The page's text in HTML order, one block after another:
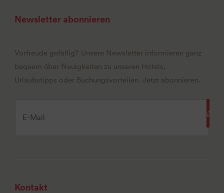
Newsletter abonnieren
Vorfreude gefällig? Unsere Newsletter informieren ganz
bequem über Neuigkeiten zu unseren Hotels,
Urlaubstipps oder Buchungsvorteilen. Jetzt abonnieren.
Kontakt